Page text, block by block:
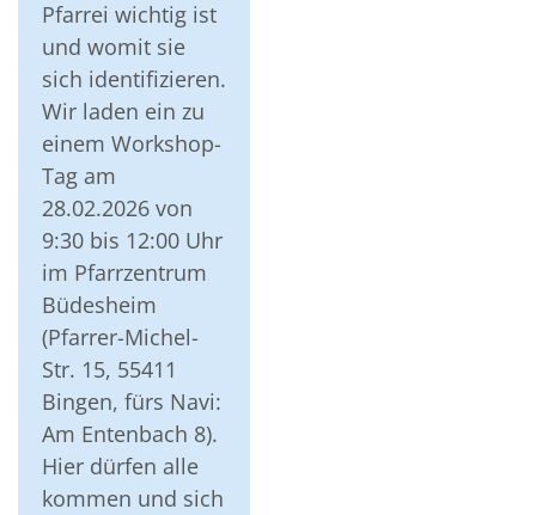
Pfarrei wichtig ist
und womit sie
sich identifizieren.
Wir laden ein zu
einem Workshop-
Tag am
28.02.2026 von
9:30 bis 12:00 Uhr
im Pfarrzentrum
Büdesheim
(Pfarrer-Michel-
Str. 15, 55411
Bingen, fürs Navi:
Am Entenbach 8).
Hier dürfen alle
kommen und sich